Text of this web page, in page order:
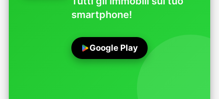
smartphone!
Google Play